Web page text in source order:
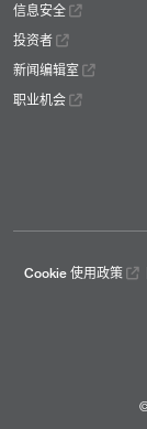
信息安全
投资者
新闻编辑室
职业机会
Cookie 使用政策